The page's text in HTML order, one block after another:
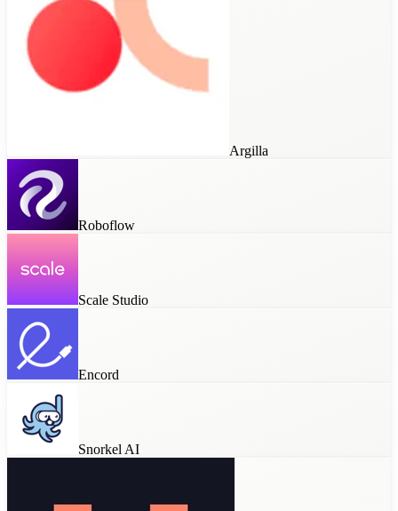
Argilla
Roboflow
Scale Studio
Encord
Snorkel AI